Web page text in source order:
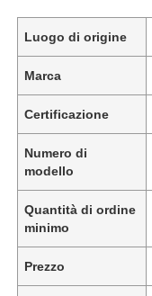
Luogo di origine
Marca
Certificazione
Numero di
modello
Quantità di ordine
minimo
Prezzo